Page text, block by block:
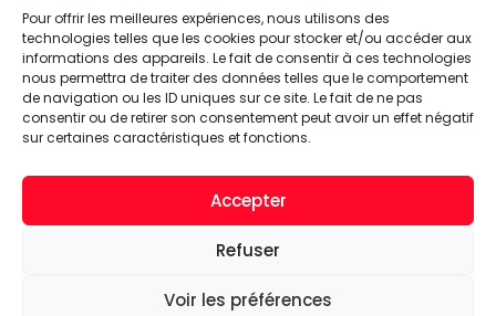
Pour offrir les meilleures expériences, nous utilisons des
technologies telles que les cookies pour stocker et/ou accéder aux
informations des appareils. Le fait de consentir à ces technologies
nous permettra de traiter des données telles que le comportement
de navigation ou les ID uniques sur ce site. Le fait de ne pas
consentir ou de retirer son consentement peut avoir un effet négatif
sur certaines caractéristiques et fonctions.
Accepter
Refuser
Voir les préférences
Non classé
LIRE PLUS